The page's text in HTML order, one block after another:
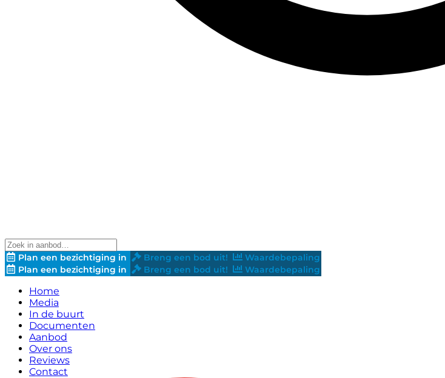
Plan een bezichtiging in Breng een bod uit!
Waardebepaling
Plan een bezichtiging in
Breng een bod uit! Waardebepaling
Home
Media
In de buurt
Documenten
Aanbod
Over ons
Reviews
Contact